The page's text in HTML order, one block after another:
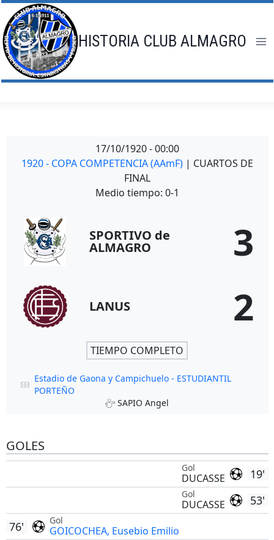
Saltar
al
contenido
HISTORIA CLUB ALMAGRO
17/10/1920 - 00:00
1920 - COPA COMPETENCIA (AAmF) | CUARTOS DE
FINAL
Medio tiempo: 0-1
SPORTIVO de
ALMAGRO 3
LANUS 2
TIEMPO COMPLETO
Estadio de Gaona y Campichuelo - ESTUDIANTIL
PORTEÑO
SAPIO Angel
GOLES
19'
Gol
DUCASSE
53'
Gol
DUCASSE
Gol
GOICOCHEA, Eusebio Emilio
76'